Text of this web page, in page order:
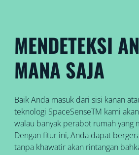
MENDETEKSI
MANA SAJA
Baik Anda masuk dari sisi kanan
teknologi SpaceSenseTM kami
walau banyak perabot rumah yang
Dengan fitur ini, Anda dapat
tanpa khawatir akan rintangan